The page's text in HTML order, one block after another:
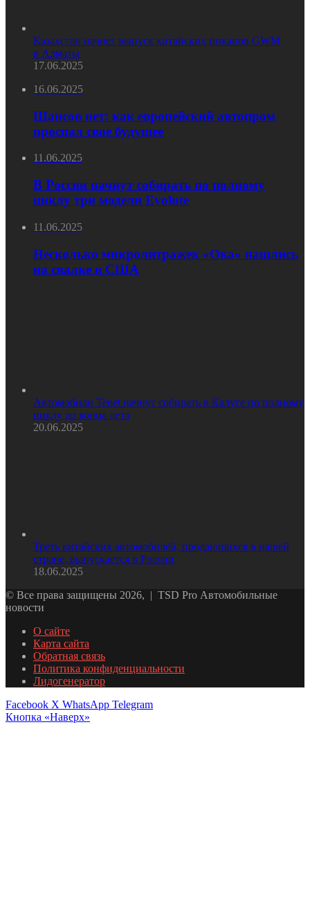
Казахстан начнет выпуск китайских пикапов GWM
в Алматы
17.06.2025
16.06.2025
Шансов нет: как европейский автопром
проспал свое будущее
11.06.2025
В России начнут собирать по полному
циклу три модели Evolute
11.06.2025
Несколько микролитражек «Ока» нашлись
на свалке в США
Автомобили Tenet начнут собирать в Калуге по полному
циклу до конца лета
20.06.2025
Треть китайских автомобилей, продающихся в нашей
стране, выпускается в России
18.06.2025
© Все права защищены 2026, | TSD Pro Автомобильные
новости
О сайте
Карта сайта
Обратная связь
Политика конфиденциальности
Лидогенератор
Facebook X WhatsApp Telegram
Кнопка «Наверх»